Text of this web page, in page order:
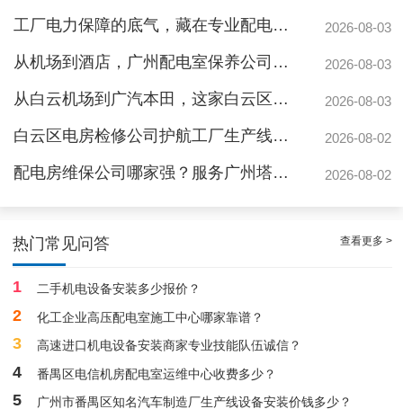
工厂电力保障的底气，藏在专业配电房维保公司的这些硬实力里 2026-08-03
从机场到酒店，广州配电室保养公司如何守护城市脉搏？ 2026-08-03
从白云机场到广汽本田，这家白云区电房维保公司如何护航制造企业生产线 2026-08-03
白云区电房检修公司护航工厂生产线，地标建筑信赖的电力管家 2026-08-02
配电房维保公司哪家强？服务广州塔与广汽本田的硬实力 2026-08-02
热门常见问答 查看更多 >
1 二手机电设备安装多少报价？
2 化工企业高压配电室施工中心哪家靠谱？
3 高速进口机电设备安装商家专业技能队伍诚信？
4 番禺区电信机房配电室运维中心收费多少？
5 广州市番禺区知名汽车制造厂生产线设备安装价钱多少？
白云配电房要求检修服务，支持配电房稳定